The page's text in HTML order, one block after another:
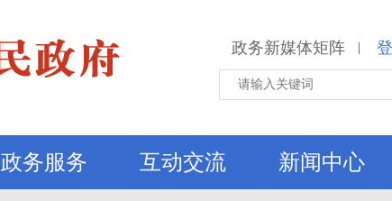
政务新媒体矩阵 |
政务服务 互动交流 新闻中心